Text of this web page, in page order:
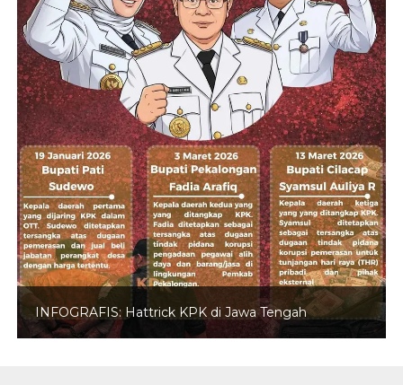
INFOGRAFIS: Hattrick KPK di Jawa Tengah